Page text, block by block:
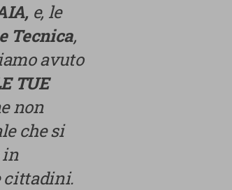
privacy
e, le
Tecnica,
avuto
TUE
non
che si
in
cittadini.